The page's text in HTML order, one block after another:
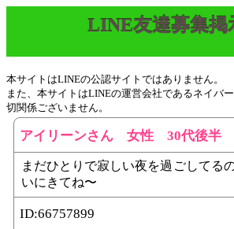
LINE友達募集掲
本サイトはLINEの公認サイトではありません。
また、本サイトはLINEの運営会社であるネイバ
切関係ございません。
アイリーンさん 女性 30代後半
まだひとりで寂しい夜を過ごしてる
いにきてね〜
ID:66757899